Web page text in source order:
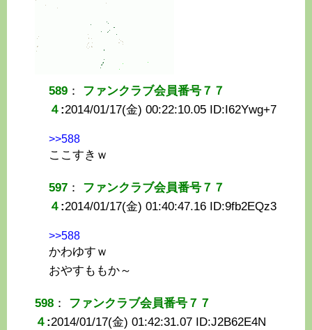
589 ： ファンクラブ会員番号７７
４ :2014/01/17(金) 00:22:10.05 ID:I62Ywg+7
>>588
ここすきｗ
597 ： ファンクラブ会員番号７７
４ :2014/01/17(金) 01:40:47.16 ID:9fb2EQz3
>>588
かわゆすｗ
おやすももか～
598 ： ファンクラブ会員番号７７
４ :2014/01/17(金) 01:42:31.07 ID:J2B62E4N